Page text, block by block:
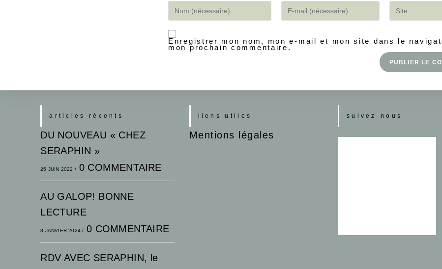
Enregistrer mon nom, mon e-mail et mon site dans le
mon prochain commentaire.
articles récents
DU NOUVEAU « CHEZ
SERAPHIN »
25 JUIN 2022 / 0 COMMENTAIRE
AU GALOP! BONNE
LECTURE
8 JANVIER 2024 / 0 COMMENTAIRE
RDV AVEC SERAPHIN, le
liens utiles
Mentions légales
suivez-nous